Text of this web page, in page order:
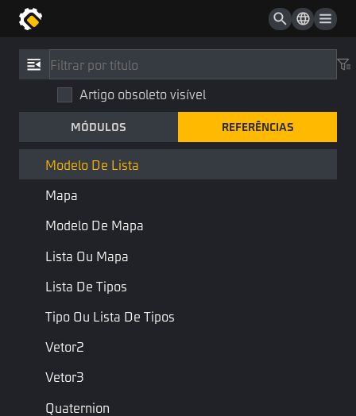
Artigo obsoleto visível
MÓDULOS REFERÊNCIAS
ID De Skin De Mochila
ID De Modelo Humano
Lista
Modelo De Lista
Mapa
Modelo De Mapa
Lista Ou Mapa
Lista De Tipos
Tipo Ou Lista De Tipos
Vetor2
Vetor3
Quaternion
Referências / Tipo
Modelo de lista
Biblioteca Padrão Tipo de base
Modelo de lista, você pode especificar o tipo de conteúdo por
Última Página